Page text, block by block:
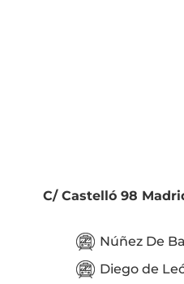
C/ Castelló 98
Núñez De
Diego de